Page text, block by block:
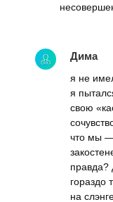
Дима
я не
я
свою
что мы
правда?
гораздо
на